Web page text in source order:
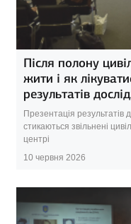
Після полону
жити і як
результатів
Презентація результатів
стикаються звільнені
центрі
10 червня 2026